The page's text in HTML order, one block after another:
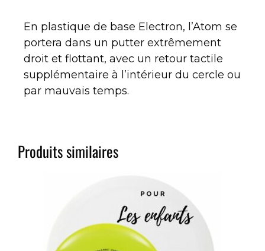
En plastique de base Electron, l’Atom se
portera dans un putter extrêmement
droit et flottant, avec un retour tactile
supplémentaire à l’intérieur du cercle ou
par mauvais temps.
Produits similaires